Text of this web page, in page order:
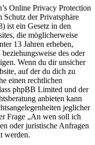
Online Privacy Protection
Schutz der Privatsphäre
ist ein Gesetz in den
die möglicherweise
13 Jahren erheben,
des oder
Wenn du dir unsicher
auf der du dich zu
einen rechtlichen
phpBB Limited und der
anbieten kann
jeglicher
Frage „An wen soll ich
oder juristische Anfragen
werden.